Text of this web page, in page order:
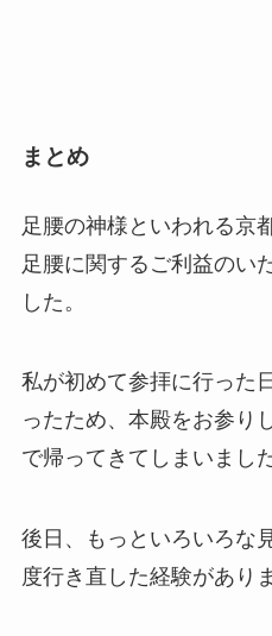
まとめ
足腰の神様といわれる京
足腰に関するご利益のい
した。
私が初めて参拝に行った
ったため、本殿をお参り
で帰ってきてしまいました
後日、もっといろいろな
度行き直した経験があり